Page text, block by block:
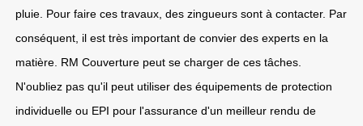
pluie. Pour faire ces travaux, des zingueurs sont à contacter. Par
conséquent, il est très important de convier des experts en la
matière. RM Couverture peut se charger de ces tâches.
N'oubliez pas qu'il peut utiliser des équipements de protection
individuelle ou EPI pour l'assurance d'un meilleur rendu de